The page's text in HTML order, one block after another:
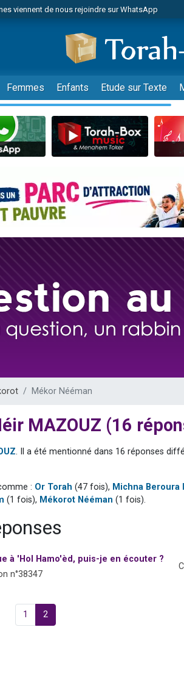
viennent de nous rejoindre sur WhatsApp
de donner son Maasser
viennent de faire un don pour 5 jours de
viennent de faire un don pour Diane, 80
viennent de demander une bénédiction
viennent de nous rejoindre sur WhatsApp
viennent de faire un don pour Sauvez la
49 places pour étudier en groupe sur Zoom
viennent de nous rejoindre sur WhatsApp
viennent de nous rejoindre sur WhatsApp
viennent de nous rejoindre sur WhatsApp
musiques dans Torah-Box Music
viennent de faire un don pour Tsédaka :
émission radio : Visions de grandeur n°104 : Le
viennent de demander une bénédiction
de donner son Maasser
49 places pour étudier en groupe sur Zoom
Femmes Enfants Etude sur Texte
Mékor Nééman
MAZOUZ (16
. Il a été mentionné dans 16 réponses
: Or Torah (47 fois), Michna Beroura
(1 fois), Mékorot Nééman (1 fois).
à 'Hol Hamo'èd, puis-je en écouter ?
n°38347
1 2